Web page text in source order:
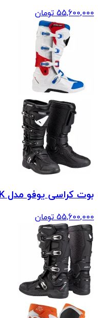
55,600,000 تومان
بوت کراسی یوفو مدل XANDER BLACK
55,600,000 تومان